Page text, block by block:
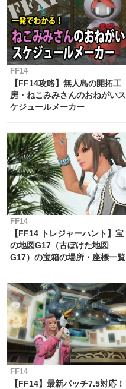
FF14
【FF14攻略】無人島の開拓工
房・ねこみみさんのおねがいス
ケジュールメーカー
FF14
【FF14 トレジャーハント】宝
の地図G17（古ぼけた地図
G17）の宝箱の場所・座標一覧
FF14
【FF14】最新パッチ7.5対応！